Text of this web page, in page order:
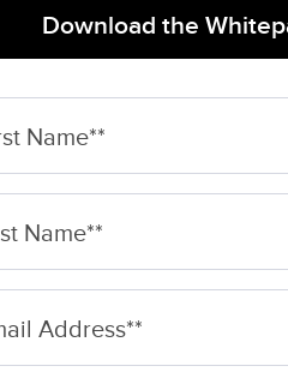
Sensor Software
interface utilisateur
Download the
Name*
Name*
Address*